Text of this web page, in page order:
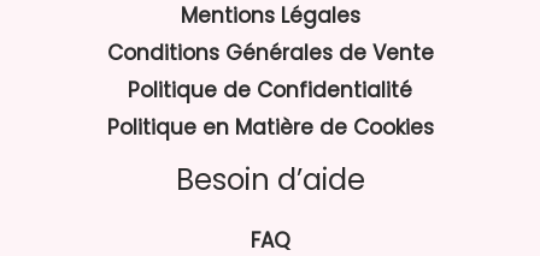
Mentions Légales
Conditions Générales de Vente
Politique de Confidentialité
Politique en Matière de Cookies
Besoin d’aide
FAQ